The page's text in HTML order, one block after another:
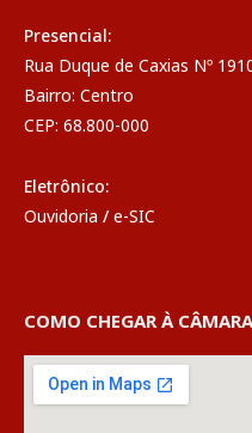
Presencial:
Rua Duque de Caxias Nº
Bairro: Centro
CEP: 68.800-000
Eletrônico:
Ouvidoria / e-SIC
COMO CHEGAR À CÂMARA